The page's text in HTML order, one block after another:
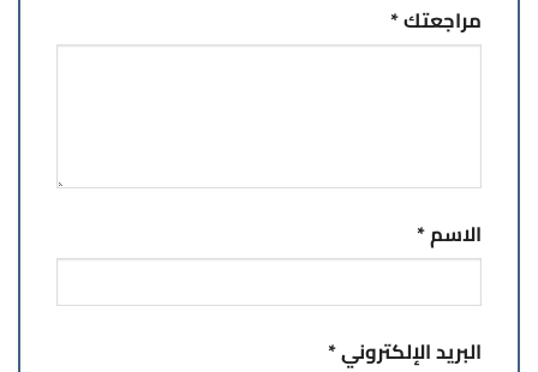
مراجعتك*
الاسم*
البريد الإلكتروني*